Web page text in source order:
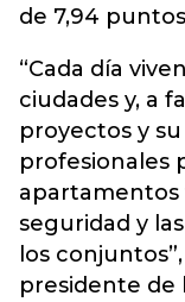
de 7,94
“Cada día
ciudades y, a
proyectos y
profesionales
seguridad y
los
presidente de